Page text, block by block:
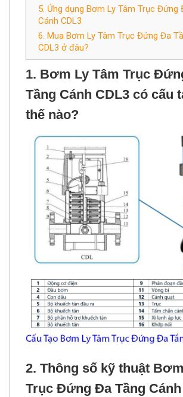
5. Ứng dụng Bơm Ly Tâm Trục Đứng
Cánh CDL3
6. Mua Bơm Ly Tâm Trục Đứng Đa
CDL3 ở đâu?
1. Bơm Ly Tâm Trục
Tầng Cánh CDL3 có cấu
thế nào?
2. Thông số kỹ thuật
Trục Đứng Đa Tầng Cánh